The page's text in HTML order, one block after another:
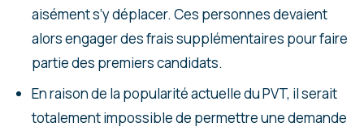
aisément s’y déplacer. Ces personnes devaient
alors engager des frais supplémentaires pour faire
partie des premiers candidats.
En raison de la popularité actuelle du PVT, il serait
totalement impossible de permettre une demande